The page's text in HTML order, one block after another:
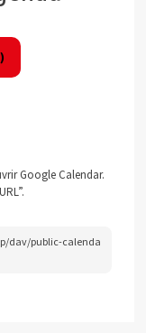
Google Calendar.
dav/public-calenda